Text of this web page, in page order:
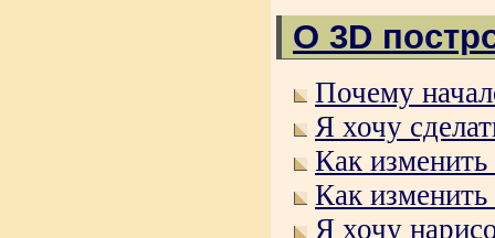
О 3D
Почему
Я хочу
Как
Как
Я хочу